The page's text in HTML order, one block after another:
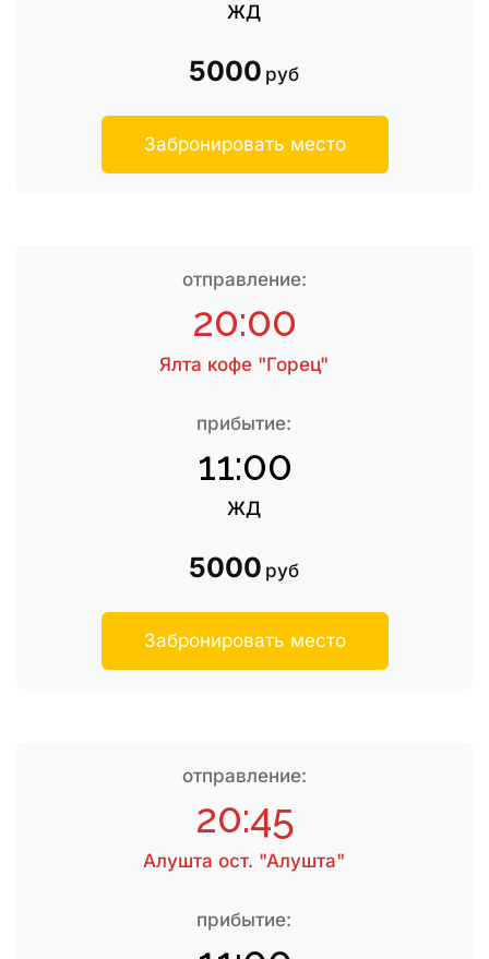
ЖД
5000 руб
Забронировать место
отправление:
20:00
Ялта кофе "Горец"
прибытие:
11:00
ЖД
5000 руб
Забронировать место
отправление:
20:45
Алушта ост. "Алушта"
прибытие: